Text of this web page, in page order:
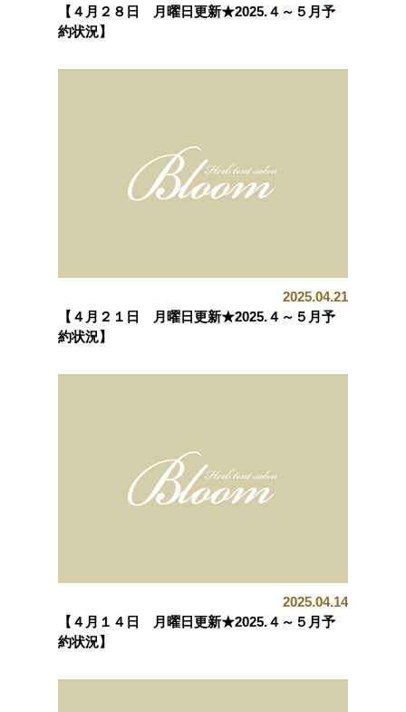
【４月２８日 月曜日更新★2025.４～５月予
約状況】
2025.04.21
【４月２１日 月曜日更新★2025.４～５月予
約状況】
2025.04.14
【４月１４日 月曜日更新★2025.４～５月予
約状況】